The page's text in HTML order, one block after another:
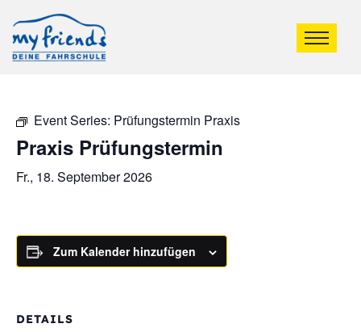
Event Series: Prüfungstermin Praxis
Praxis Prüfungstermin
Fr., 18. September 2026
Zum Kalender hinzufügen
DETAILS